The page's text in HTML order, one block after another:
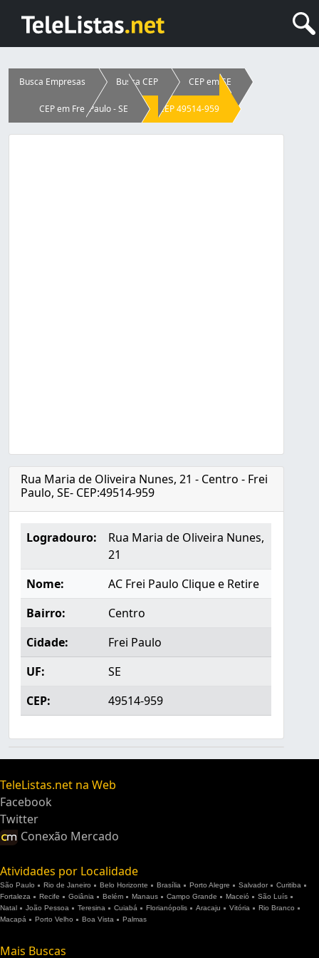
Busca Empresas Busca CEP CEP em SE
CEP em Frei Paulo - SE CEP 49514-959
Rua Maria de Oliveira Nunes, 21 - Centro - Frei
Paulo, SE- CEP:49514-959
Logradouro:
Rua Maria de Oliveira Nunes,
21
Nome:
AC Frei Paulo Clique e Retire
Bairro:
Centro
Cidade:
Frei Paulo
UF:
SE
CEP:
49514-959
TeleListas.net na Web
Facebook
Twitter
Conexão Mercado
Atividades por Localidade
São Paulo Rio de Janeiro Belo Horizonte Brasília Porto Alegre Salvador
Curitiba
Fortaleza
Recife Goiânia Belém Manaus Campo Grande Maceió
São Luís
Natal
João Pessoa Teresina Cuiabá Florianópolis Aracaju Vitória
Rio Branco
Macapá
Porto Velho Boa Vista Palmas
Mais Buscas